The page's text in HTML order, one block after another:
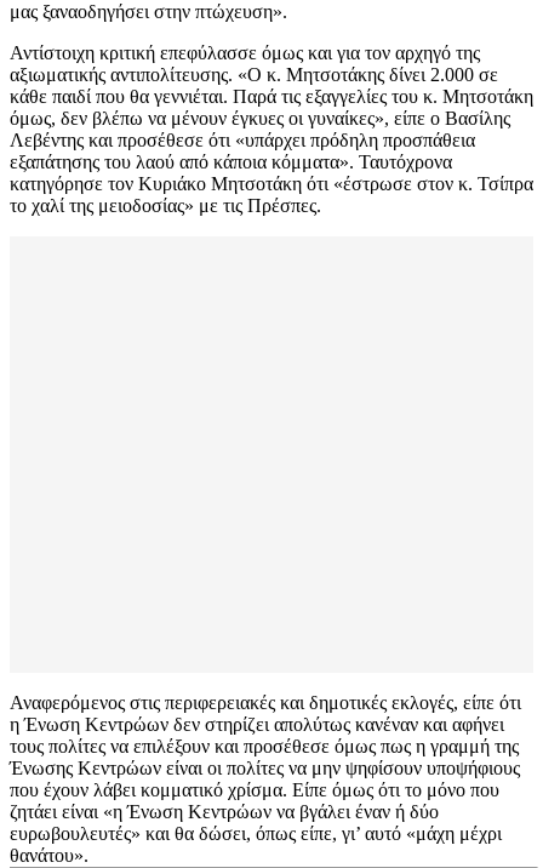
μας ξαναοδηγήσει στην πτώχευση».
Αντίστοιχη κριτική επεφύλασσε όμως και για τον αρχηγό της
αξιωματικής αντιπολίτευσης. «Ο κ. Μητσοτάκης δίνει 2.000 σε
κάθε παιδί που θα γεννιέται. Παρά τις εξαγγελίες του κ. Μητσοτάκη
όμως, δεν βλέπω να μένουν έγκυες οι γυναίκες», είπε ο Βασίλης
Λεβέντης και προσέθεσε ότι «υπάρχει πρόδηλη προσπάθεια
εξαπάτησης του λαού από κάποια κόμματα». Ταυτόχρονα
κατηγόρησε τον Κυριάκο Μητσοτάκη ότι «έστρωσε στον κ. Τσίπρα
το χαλί της μειοδοσίας» με τις Πρέσπες.
Αναφερόμενος στις περιφερειακές και δημοτικές εκλογές, είπε ότι
η Ένωση Κεντρώων δεν στηρίζει απολύτως κανέναν και αφήνει
τους πολίτες να επιλέξουν και προσέθεσε όμως πως η γραμμή της
Ένωσης Κεντρώων είναι οι πολίτες να μην ψηφίσουν υποψήφιους
που έχουν λάβει κομματικό χρίσμα. Είπε όμως ότι το μόνο που
ζητάει είναι «η Ένωση Κεντρώων να βγάλει έναν ή δύο
ευρωβουλευτές» και θα δώσει, όπως είπε, γι’ αυτό «μάχη μέχρι
θανάτου».